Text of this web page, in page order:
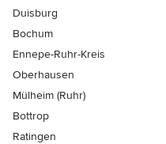
Duisburg
Bochum
Ennepe-Ruhr-Kreis
Oberhausen
Mülheim (Ruhr)
Bottrop
Ratingen